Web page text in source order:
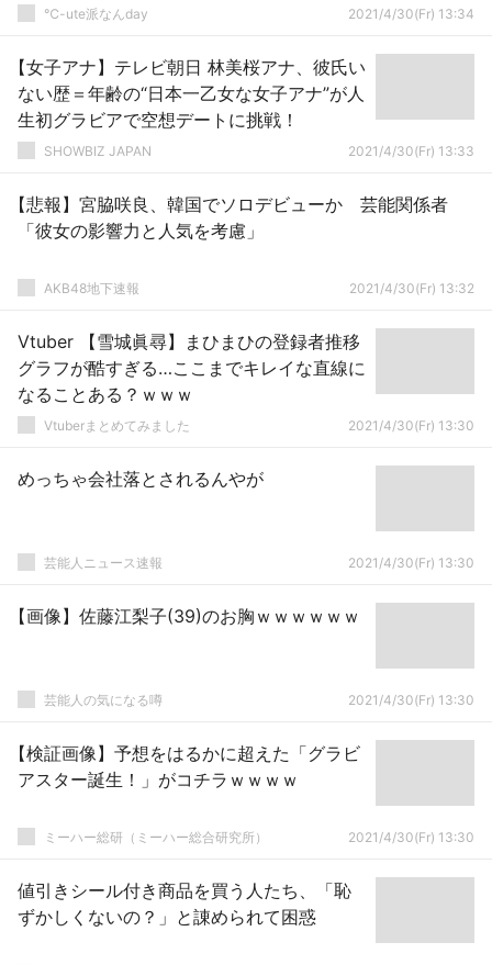
℃-ute派なんday 2021/4/30(Fr) 13:34
【女子アナ】テレビ朝日 林美桜アナ、彼氏い
ない歴＝年齢の“日本一乙女な女子アナ”が人
生初グラビアで空想デートに挑戦！
SHOWBIZ JAPAN 2021/4/30(Fr) 13:33
【悲報】宮脇咲良、韓国でソロデビューか 芸能関係者
「彼女の影響力と人気を考慮」
AKB48地下速報 2021/4/30(Fr) 13:32
Vtuber 【雪城眞尋】まひまひの登録者推移
グラフが酷すぎる…ここまでキレイな直線に
なることある？ｗｗｗ
Vtuberまとめてみました 2021/4/30(Fr) 13:30
めっちゃ会社落とされるんやが
芸能人ニュース速報 2021/4/30(Fr) 13:30
【画像】佐藤江梨子(39)のお胸ｗｗｗｗｗｗ
芸能人の気になる噂 2021/4/30(Fr) 13:30
【検証画像】予想をはるかに超えた「グラビ
アスター誕生！」がコチラｗｗｗｗ
ミーハー総研（ミーハー総合研究所） 2021/4/30(Fr) 13:30
値引きシール付き商品を買う人たち、「恥
ずかしくないの？」と諌められて困惑